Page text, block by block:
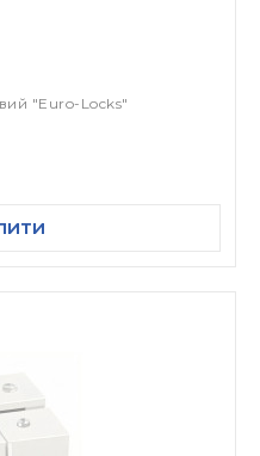
"Euro-Locks"